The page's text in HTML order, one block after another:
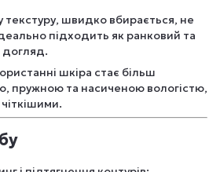
швидко вбирається, не
підходить як ранковий та
догляд.
шкіра стає більш
пружною та насиченою вологістю,